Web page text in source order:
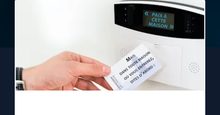
L'actualité de la semaine
La chaîne Youtube